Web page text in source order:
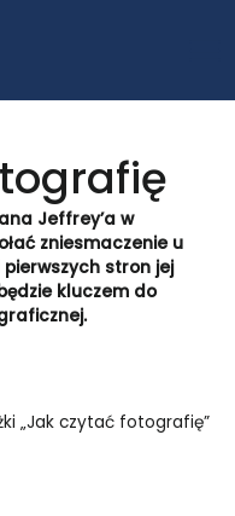
Jeffrey’a w
zniesmaczenie u
pierwszych stron jej
kluczem do
„Jak czytać fotografię”